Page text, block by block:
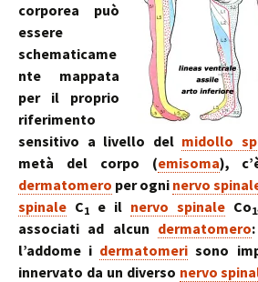
corporea può
essere
schematicame
nte mappata
per il proprio
riferimento
sensitivo a livello del midollo
metà del corpo (emisoma),
dermatomero per ogni nervo
spinale C1 e il nervo spinale Co1
associati ad alcun dermatomero
l’addome i dermatomeri sono
innervato da un diverso nervo